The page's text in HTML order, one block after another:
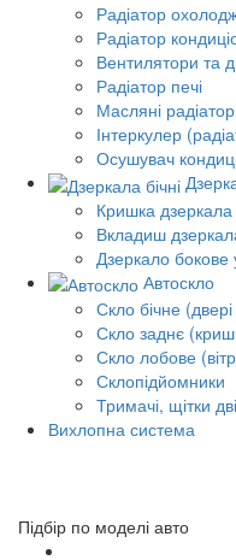
Радіатор
Радіатор
Вентилятори та
Радіатор печі
Масляні
Інтеркулер
Осушувач
Кришка дзеркала
Вкладиш
Дзеркало бокове
Автоскло
Скло бічне
Скло заднє
Скло лобове
Склопідйомники
Тримачі, щітки
Вихлопна система
Підбір по моделі авто